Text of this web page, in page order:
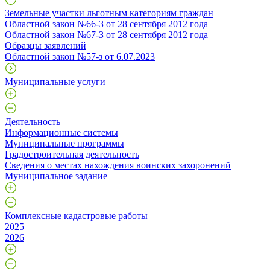
Земельные участки льготным категориям граждан
Областной закон №66-З от 28 сентября 2012 года
Областной закон №67-З от 28 сентября 2012 года
Образцы заявлений
Областной закон №57-з от 6.07.2023
Муниципальные услуги
Деятельность
Информационные системы
Муниципальные программы
Градостроительная деятельность
Сведения о местах нахождения воинских захоронений
Муниципальное задание
Комплексные кадастровые работы
2025
2026